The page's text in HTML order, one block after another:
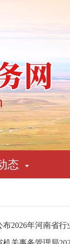
态
布2026年河南省